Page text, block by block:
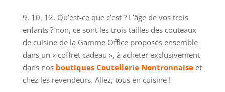
9, 10, 12. Qu’est-ce que c’est ? L’âge de vos trois
enfants ? non, ce sont les trois tailles des couteaux
de cuisine de la Gamme Office proposés ensemble
dans un « coffret cadeau », à acheter exclusivement
dans nos boutiques Coutellerie Nontronnaiseet
chez les revendeurs. Allez, tous en cuisine !